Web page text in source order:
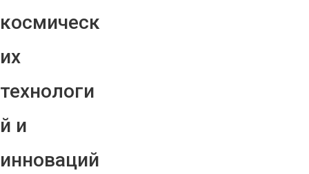
космическ
их
технологи
й и
инноваций